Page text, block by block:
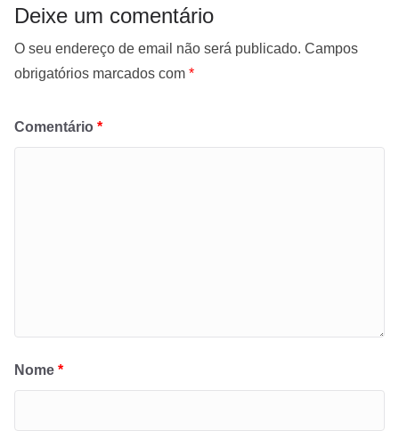
Deixe um comentário
O seu endereço de email não será publicado. Campos
obrigatórios marcados com *
Comentário *
Nome *